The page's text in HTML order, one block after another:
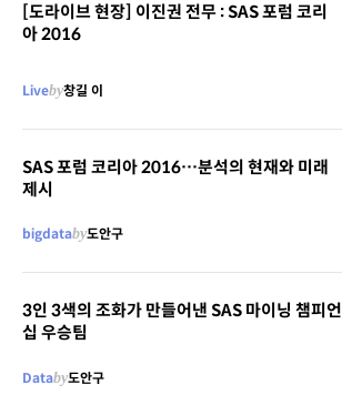
[도라이브 현장] 이진권 전무 : SAS 포럼 코리
아 2016
Liveby창길 이
SAS 포럼 코리아 2016…분석의 현재와 미래
제시
bigdataby도안구
3인 3색의 조화가 만들어낸 SAS 마이닝 챔피언
십 우승팀
Databy도안구